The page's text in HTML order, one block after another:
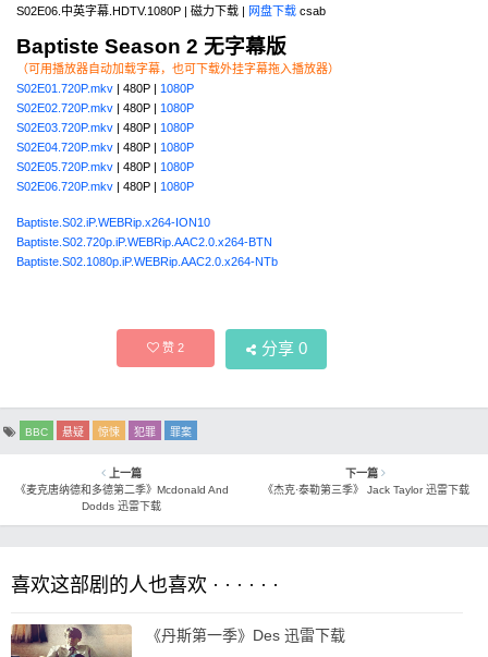
S02E06.中英字幕.HDTV.1080P | 磁力下载 | 网盘下载 csab
Baptiste Season 2 无字幕版
（可用播放器自动加载字幕，也可下载外挂字幕拖入播放器）
S02E01.720P.mkv | 480P | 1080P
S02E02.720P.mkv | 480P | 1080P
S02E03.720P.mkv | 480P | 1080P
S02E04.720P.mkv | 480P | 1080P
S02E05.720P.mkv | 480P | 1080P
S02E06.720P.mkv | 480P | 1080P
Baptiste.S02.iP.WEBRip.x264-ION10
Baptiste.S02.720p.iP.WEBRip.AAC2.0.x264-BTN
Baptiste.S02.1080p.iP.WEBRip.AAC2.0.x264-NTb
赞2 分享 0
BBC 悬疑 惊悚 犯罪 罪案
上一篇
《麦克唐纳德和多德第二季》Mcdonald And
Dodds 迅雷下载
下一篇
《杰克·泰勒第三季》 Jack Taylor 迅雷下载
喜欢这部剧的人也喜欢 · · · · · ·
《丹斯第一季》Des 迅雷下载